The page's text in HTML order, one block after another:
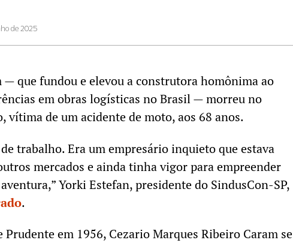
de 2025
— que fundou e elevou a construtora homônima ao
em obras logísticas no Brasil — morreu no
vítima de um acidente de moto, aos 68 anos.
trabalho. Era um empresário inquieto que estava
mercados e ainda tinha vigor para empreender
Yorki Estefan, presidente do SindusCon-SP,
.
Prudente em 1956, Cezario Marques Ribeiro Caram se